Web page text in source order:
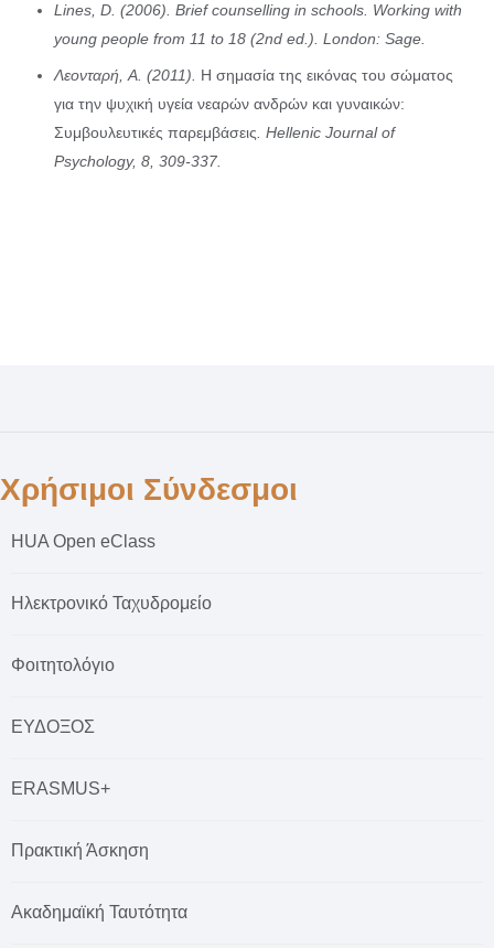
Lines, D. (2006). Brief counselling in schools. Working with
young people from 11 to 18 (2nd ed.). London: Sage.
Λεονταρή, A. (2011). Η σημασία της εικόνας του σώματος
για την ψυχική υγεία νεαρών ανδρών και γυναικών:
Συμβουλευτικές παρεμβάσεις. Hellenic Journal of
Psychology, 8, 309-337.
Χρήσιμοι Σύνδεσμοι
HUA Open eClass
Ηλεκτρονικό Ταχυδρομείο
Φοιτητολόγιο
ΕΥΔΟΞΟΣ
ERASMUS+
Πρακτική Άσκηση
Ακαδημαϊκή Ταυτότητα